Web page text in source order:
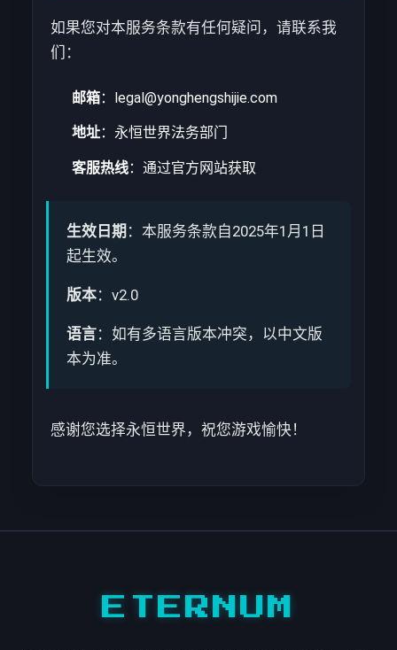
如果您对本服务条款有任何疑问，请联系我
们：
邮箱：legal@yonghengshijie.com
地址：永恒世界法务部门
客服热线：通过官方网站获取
生效日期 ：本服务条款自2025年1月1日
起生效。
版本：v2.0
语言：如有多语言版本冲突，以中文版
本为准。
感谢您选择永恒世界，祝您游戏愉快！
ETERNUM